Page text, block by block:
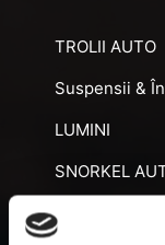
TROLII AUTO
Suspensii &
LUMINI
SNORKEL
ACCESORII